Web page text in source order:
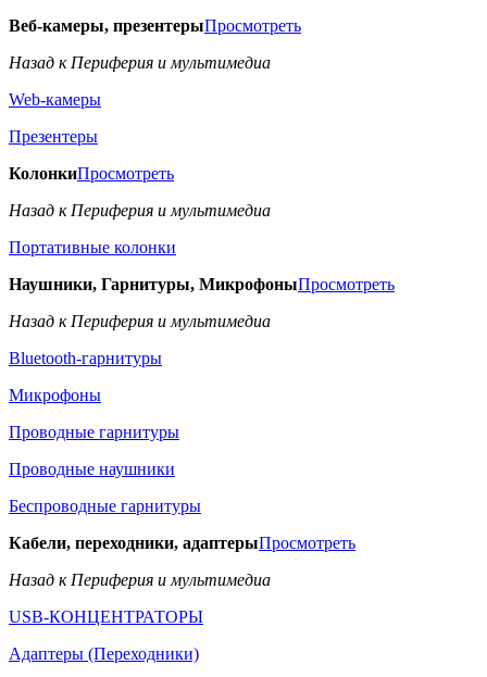
Веб-камеры, презентерыПросмотреть
Назад к Периферия и мультимедиа
Web-камеры
Презентеры
КолонкиПросмотреть
Назад к Периферия и мультимедиа
Портативные колонки
Наушники, Гарнитуры, МикрофоныПросмотреть
Назад к Периферия и мультимедиа
Bluetooth-гарнитуры
Микрофоны
Проводные гарнитуры
Проводные наушники
Беспроводные гарнитуры
Кабели, переходники, адаптерыПросмотреть
Назад к Периферия и мультимедиа
USB-КОНЦЕНТРАТОРЫ
Адаптеры (Переходники)